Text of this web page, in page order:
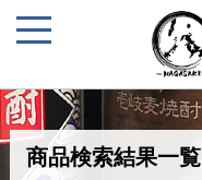
商品検索結果一覧